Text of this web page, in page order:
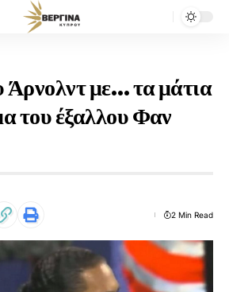
με… τα μάτια
του έξαλλου Φαν
2 Min Read